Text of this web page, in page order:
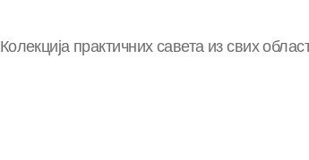
Колекција практичних савета из свих